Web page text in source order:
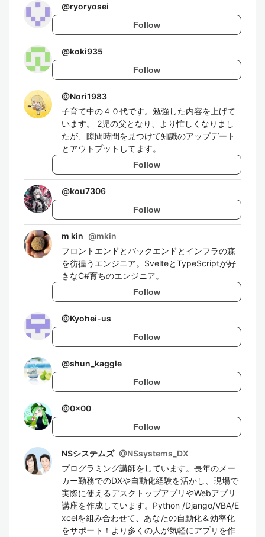
@ryoryosei
Follow
@koki935
Follow
@Nori1983
子育て中の４０代です。勉強した内容を上げて
います。 2児の父となり、より忙しくなりまし
たが、隙間時間を見つけて知識のアップデート
とアウトプットしてます。
Follow
@kou7306
Follow
m kin @mkin
フロントエンドとバックエンドとインフラの森
を彷徨うエンジニア。SvelteとTypeScriptが好
きなC#育ちのエンジニア。
Follow
@Kyohei-us
Follow
@shun_kaggle
Follow
@0x00
Follow
NSシステムズ @NSsystems_DX
プログラミング講師をしています。長年のメー
カー勤務でのDXや自動化経験を活かし、現場で
実際に使えるデスクトップアプリやWebアプリ
講座を作成しています。Python /Django/VBA/E
xcelを組み合わせて、あなたの自動化＆効率化
をサポート！より多くの人が気軽にアプリを作